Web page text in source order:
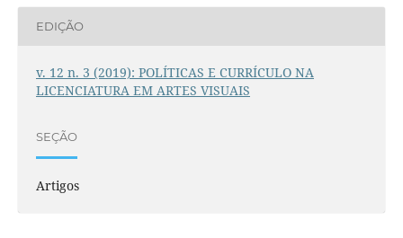
EDIÇÃO
v. 12 n. 3 (2019): POLÍTICAS E CURRÍCULO NA
LICENCIATURA EM ARTES VISUAIS
SEÇÃO
Artigos